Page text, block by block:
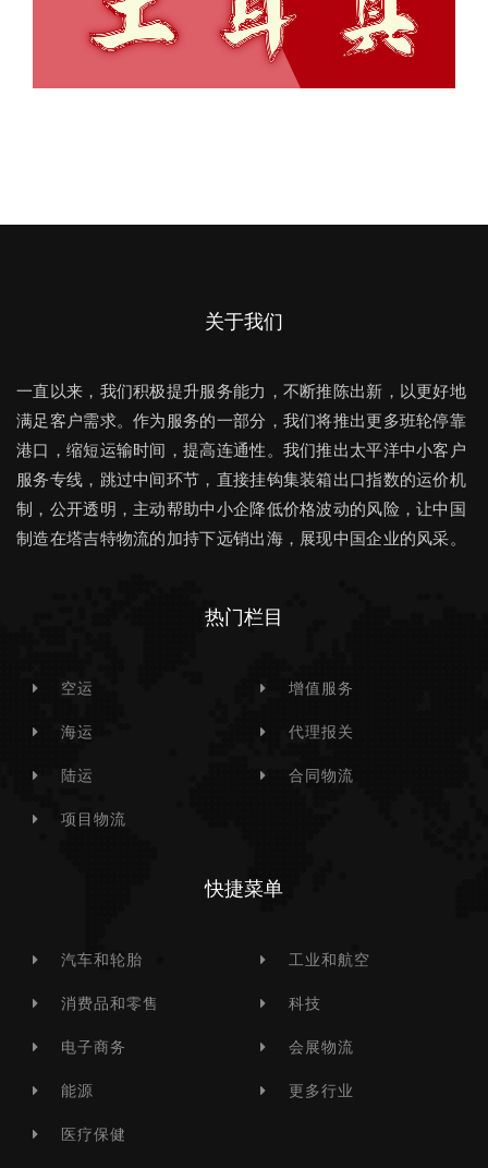
关于我们
一直以来，我们积极提升服务能力，不断推陈出新，以更好地
满足客户需求。作为服务的一部分，我们将推出更多班轮停靠
港口，缩短运输时间，提高连通性。我们推出太平洋中小客户
服务专线，跳过中间环节，直接挂钩集装箱出口指数的运价机
制，公开透明，主动帮助中小企降低价格波动的风险，让中国
制造在塔吉特物流的加持下远销出海，展现中国企业的风采。
热门栏目
空运
海运
陆运
项目物流
增值服务
代理报关
合同物流
快捷菜单
汽车和轮胎
消费品和零售
电子商务
能源
医疗保健
工业和航空
科技
会展物流
更多行业